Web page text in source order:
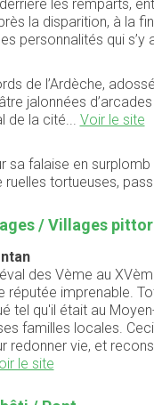
les remparts,
la disparition, à la
personnalités qui
de l’Ardèche,
jalonnées
de la cité... Voir le site
sa falaise en surplomb
ruelles tortueuses,
/ Villages
des Vème au
réputée imprenable.
tel qu'il était au
familles locales.
redonner vie, et
le site